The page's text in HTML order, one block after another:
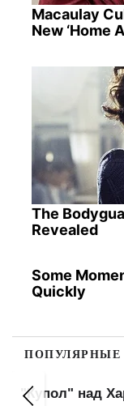
Macaulay
New ‘Home
The
Revealed
Some
Quickly
"Купол" над